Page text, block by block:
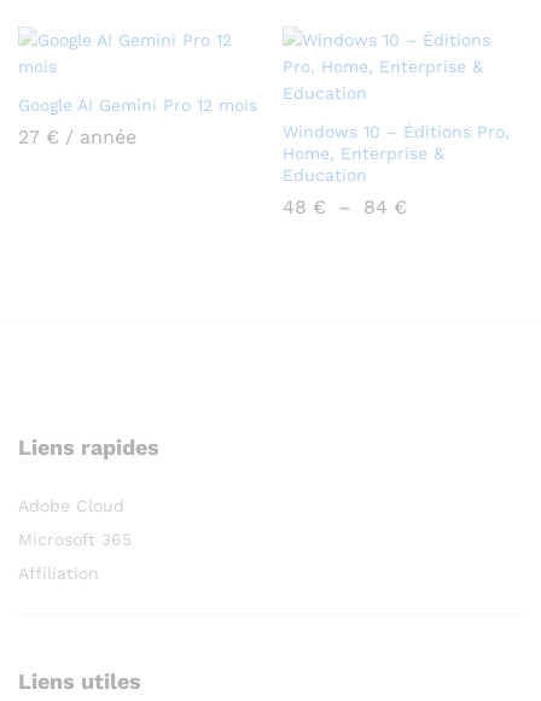
Google AI Gemini Pro 12 mois
27 € / année
Windows 10 – Éditions Pro,
Home, Enterprise &
Education
48 € – 84 €Plage
Liens rapides
Adobe Cloud
Microsoft 365
Affiliation
Liens utiles